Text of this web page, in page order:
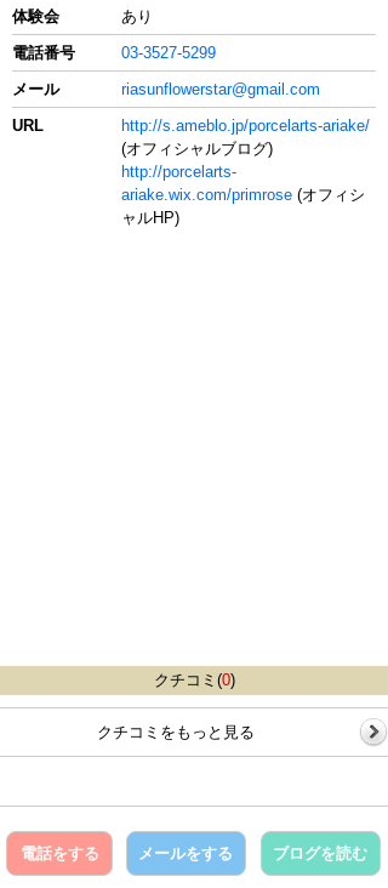
体験会
あり
電話番号
03-3527-5299
メール
riasunflowerstar@gmail.com
URL
http://s.ameblo.jp/porcelarts-ariake/
(オフィシャルブログ)
http://porcelarts-
ariake.wix.com/primrose (オフィシ
ャルHP)
クチコミ(0)
クチコミをもっと見る
電話をする メールをする ブログを読む